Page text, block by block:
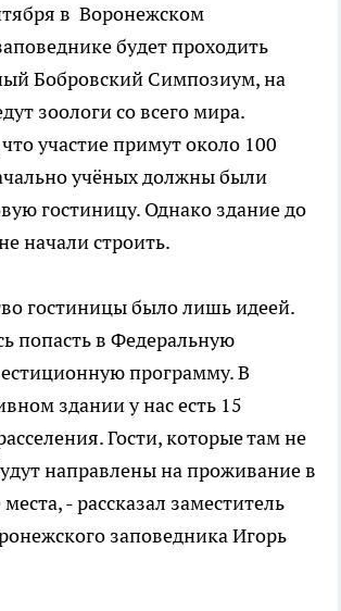
в Воронежском
будет проходить
Бобровский Симпозиум, на
зоологи со всего мира.
участие примут около 100
учёных должны были
гостиницу. Однако здание до
начали строить.
гостиницы было лишь идеей.
попасть в Федеральную
программу. В
здании у нас есть 15
Гости, которые там не
направлены на проживание в
- рассказал заместитель
заповедника Игорь